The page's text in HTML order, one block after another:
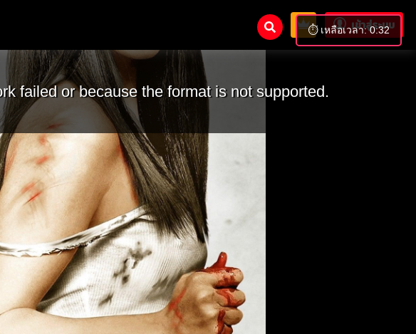
เข้าสู่ระบบ
failed or because the format is not supported.
⏱️ เหลือเวลา: 0:30